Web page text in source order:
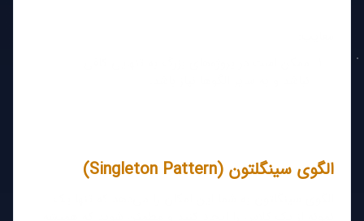
الگوی سینگلتون (Singleton Pattern)